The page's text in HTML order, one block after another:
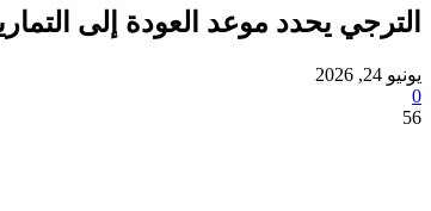
الترجي يحدد موعد العودة إلى
يونيو 24, 2026
0
56